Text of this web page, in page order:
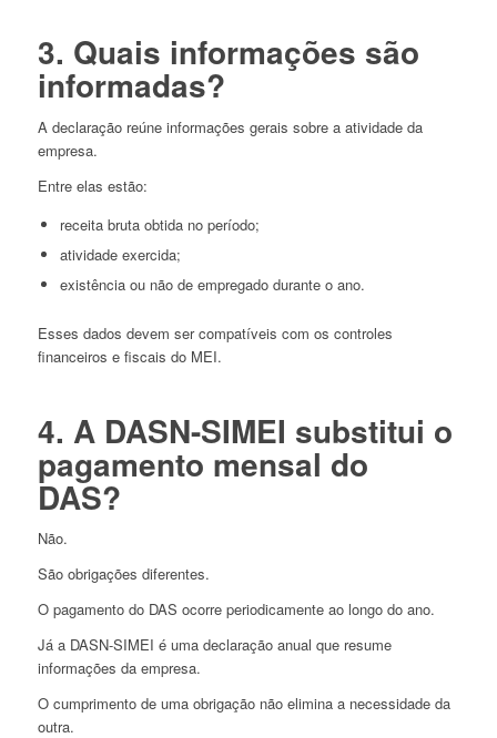
3. Quais informações são
informadas?
A declaração reúne informações gerais sobre a atividade da
empresa.
Entre elas estão:
receita bruta obtida no período;
atividade exercida;
existência ou não de empregado durante o ano.
Esses dados devem ser compatíveis com os controles
financeiros e fiscais do MEI.
4. A DASN-SIMEI substitui o
pagamento mensal do
DAS?
Não.
São obrigações diferentes.
O pagamento do DAS ocorre periodicamente ao longo do ano.
Já a DASN-SIMEI é uma declaração anual que resume
informações da empresa.
O cumprimento de uma obrigação não elimina a necessidade da
outra.